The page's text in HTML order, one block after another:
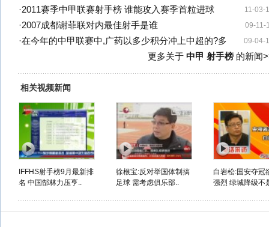
11-03-
·2011赛季中甲联赛射手榜 谁能攻入赛季首粒进球
09-11-
·2007成都谢菲联对内最佳射手是谁
09-04-
·在今年的中甲联赛中,广药以多少积分冲上中超的?多
更多关于 中甲 射手榜的新闻
相关视频新闻
IFFHS射手榜9月最新排
名 中国郜林力压亨..
徐根宝:反对举国体制搞
足球 需考虑俱乐部..
白岩松:国安夺冠
强烈 绿城降级不